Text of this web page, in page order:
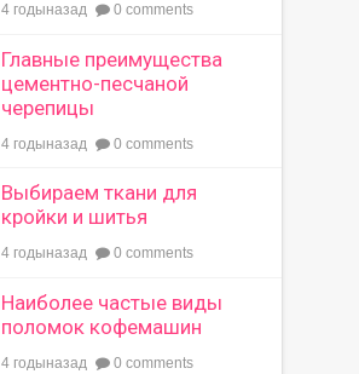
4 годыназад 0 comments
Главные преимущества
цементно-песчаной
черепицы
4 годыназад 0 comments
Выбираем ткани для
кройки и шитья
4 годыназад 0 comments
Наиболее частые виды
поломок кофемашин
4 годыназад 0 comments